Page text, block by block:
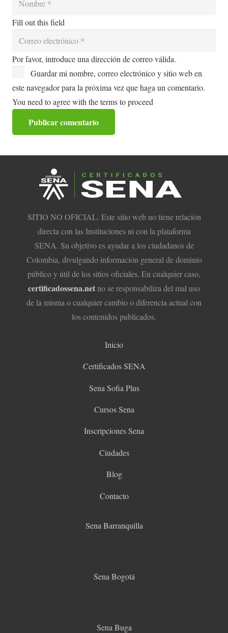
Fill out this field
Por favor, introduce una dirección de correo válida.
Guardar mi nombre, correo electrónico y sitio web en
este navegador para la próxima vez que haga un comentario.
You need to agree with the terms to proceed
Publicar comentario
SITIO NO OFICIAL. Este sitio web no tiene relación
directa con las Instituciones ni con la plataforma
SENA. Su objetivo es ayudar a los ciudadanos de
Colombia, divulgando información general de dominio
público y útil de los sitios oficiales. En cualquier caso,
certificadossena.netno se responsabiliza del mal uso
de la misma o cualquier cambio o diferencia actual con
los contenidos publicados.
Inicio
Certificados SENA
Sena Sofia Plus
Cursos Sena
Inscripciones Sena
Ciudades
Blog
Contacto
Sena Barranquilla
Sena Bogotá
Sena Buga